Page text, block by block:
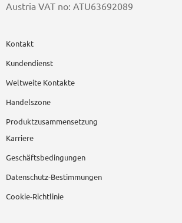
Austria VAT no: ATU63692089
Kontakt
Kundendienst
Weltweite Kontakte
Handelszone
Produktzusammensetzung
Karriere
Geschäftsbedingungen
Datenschutz-Bestimmungen
Cookie-Richtlinie